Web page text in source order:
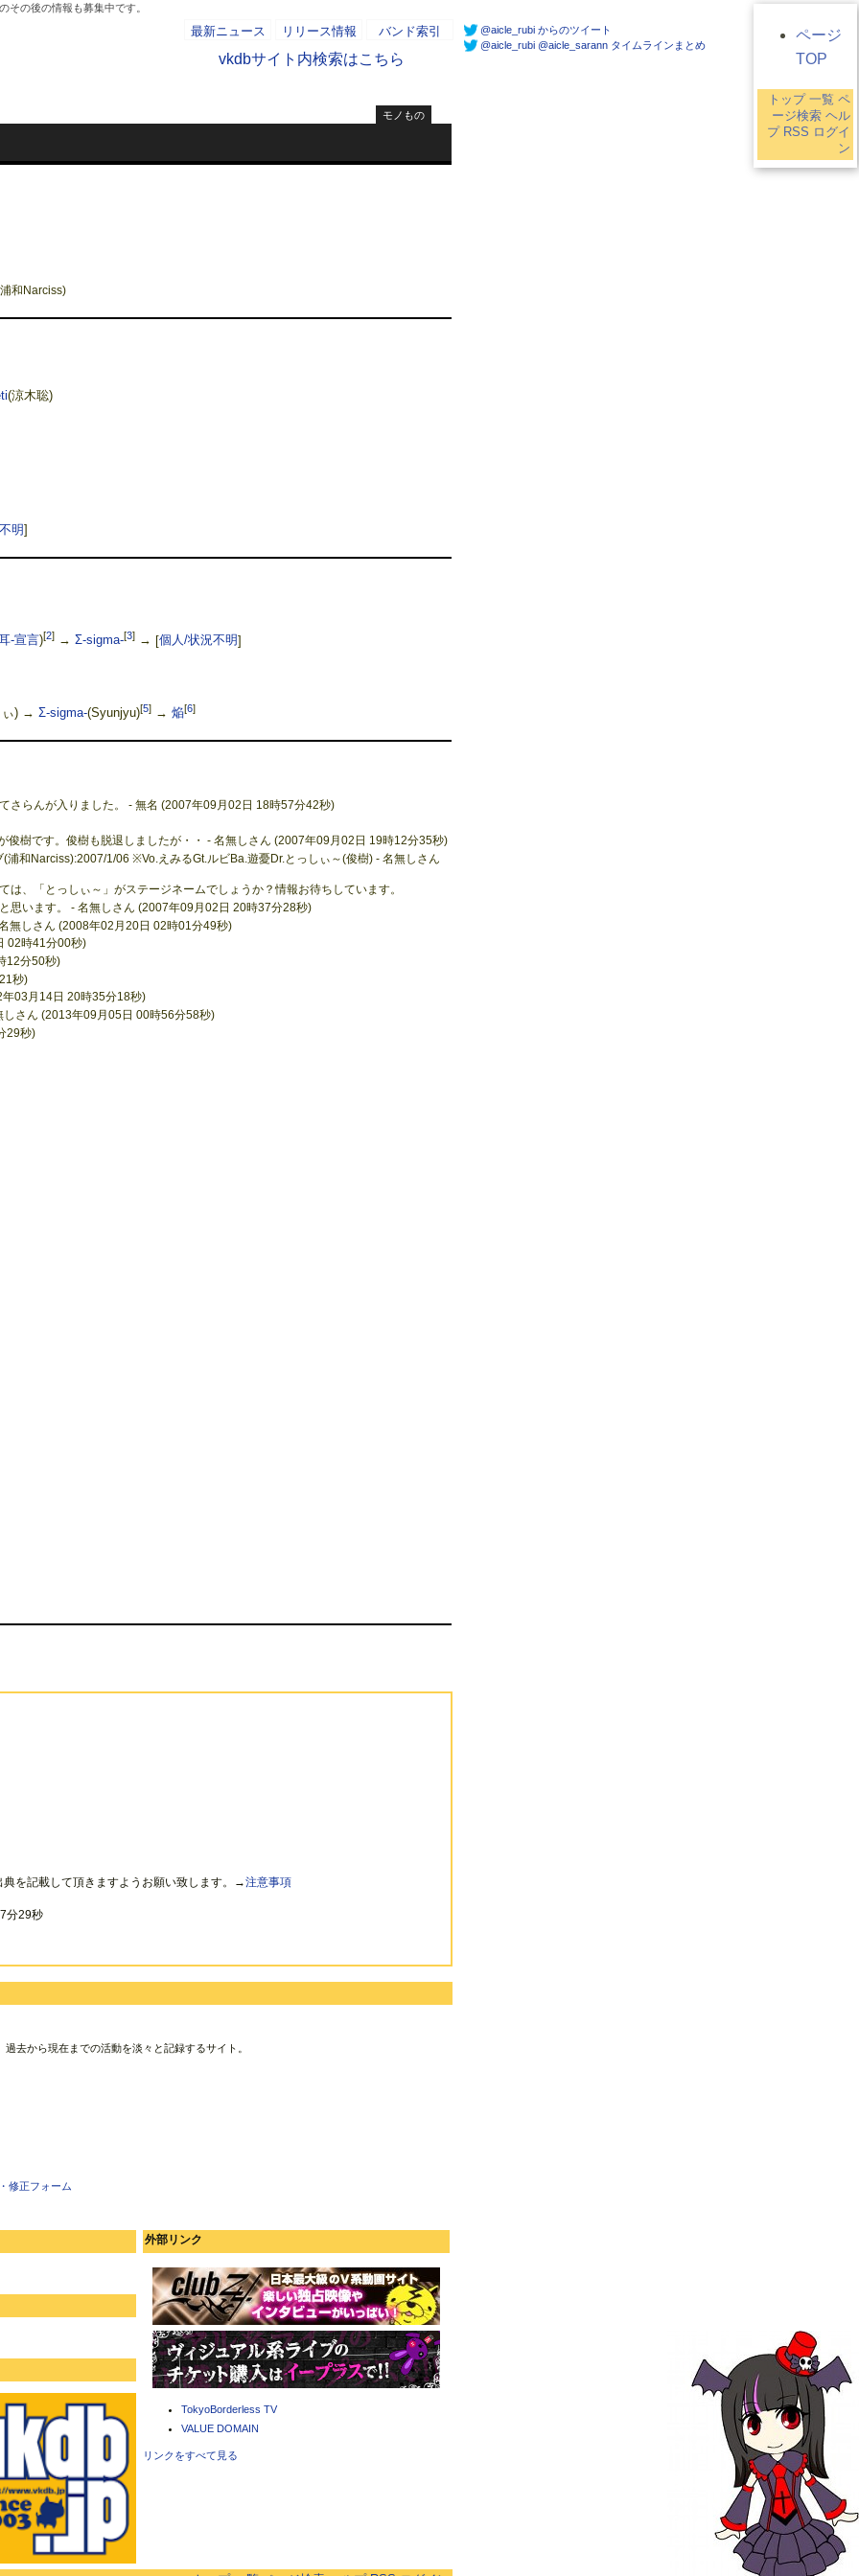
その後の情報も募集中です。
最新ニュース リリース情報 バンド索引
vkdbサイト内検索はこちら
モノもの
和Narciss)
(涼木聡)
明]
-宣言)[2]→ Σ-sigma-[3]→ [個人/状況不明]
ぃ) → Σ-sigma-(Syunjyu)[5]→ 焔[6]
さらんが入りました。 - 無名 (2007年09月02日 18時57分42秒)
です。俊樹も脱退しましたが・・ - 名無しさん (2007年09月02日 19時12分35秒)
Narciss):2007/1/06 ※Vo.えみるGt.ルビBa.遊憂Dr.とっしぃ～(俊樹) - 名無しさん
は、「とっしぃ～」がステージネームでしょうか？情報お待ちしています。
思います。 - 名無しさん (2007年09月02日 20時37分28秒)
無しさん (2008年02月20日 02時01分49秒)
02時41分00秒)
12分50秒)
秒)
03月14日 20時35分18秒)
さん (2013年09月05日 00時56分58秒)
29秒)
を記載して頂きますようお願い致します。→注意事項
分29秒
去から現在までの活動を淡々と記録するサイト。
修正フォーム
外部リンク
TokyoBorderless TV
VALUE DOMAIN
リンクをすべて見る
@aicle_rubi からのツイート
@aicle_rubi @aicle_sarann タイムラインまとめ
ページ
TOP
トップ 一覧 ペ
ージ検索 ヘル
プ RSS ログイ
ン